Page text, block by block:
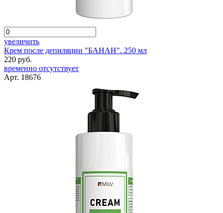
увеличить
Крем после депиляции "БАНАН". 250 мл
220 руб.
временно отсутствует
Арт. 18676